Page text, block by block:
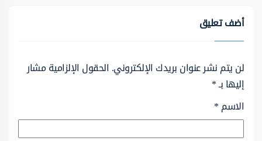
أضف تعليق
لن يتم نشر عنوان بريدك الإلكتروني. الحقول الإلزامية مشار
إليها بـ*
الاسم*